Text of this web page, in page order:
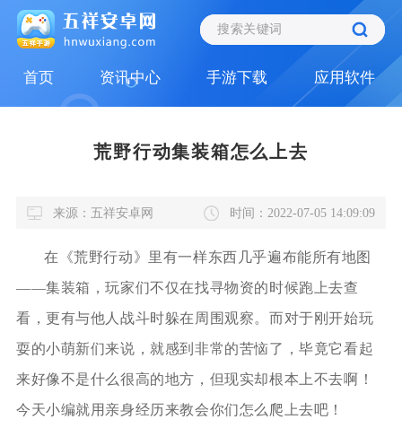
首页 资讯中心 手游下载 应用软件
荒野行动集装箱怎么上去
来源：五祥安卓网 时间：2022-07-05 14:09:09
在《荒野行动》里有一样东西几乎遍布能所有地图
——集装箱，玩家们不仅在找寻物资的时候跑上去查
看，更有与他人战斗时躲在周围观察。而对于刚开始玩
耍的小萌新们来说，就感到非常的苦恼了，毕竟它看起
来好像不是什么很高的地方，但现实却根本上不去啊！
今天小编就用亲身经历来教会你们怎么爬上去吧！